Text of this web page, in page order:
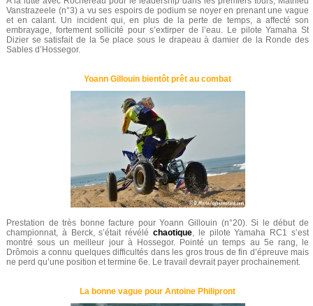
Vanstrazeele (n°3) a vu ses espoirs de podium se noyer en prenant une vague
et en calant. Un incident qui, en plus de la perte de temps, a affecté son
embrayage, fortement sollicité pour s’extirper de l’eau. Le pilote Yamaha St
Dizier se satisfait de la 5e place sous le drapeau à damier de la Ronde des
Sables d’Hossegor.
Yoann Gillouin bientôt prêt au combat
Prestation de très bonne facture pour Yoann Gillouin (n°20). Si le début de
championnat, à Berck, s’était révélé chaotique, le pilote Yamaha RC1 s’est
montré sous un meilleur jour à Hossegor. Pointé un temps au 5e rang, le
Drômois a connu quelques difficultés dans les gros trous de fin d’épreuve mais
ne perd qu’une position et termine 6e. Le travail devrait payer prochainement.
La bonne vague pour Antoine Philipront